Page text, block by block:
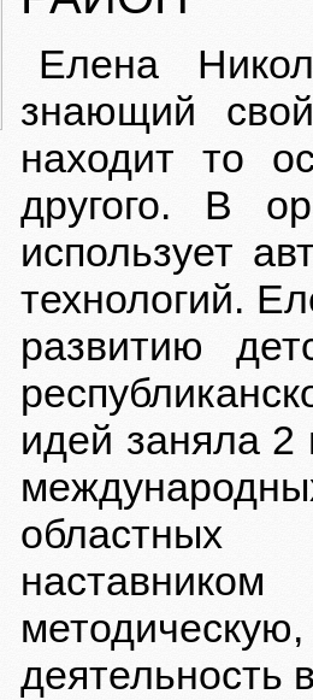
Елена
знающий
находит то
другого. В
использует
технологий.
развитию
идей заняла
областных
деятельность